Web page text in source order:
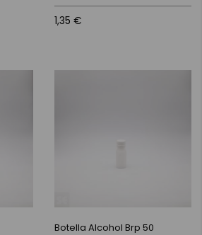
1,35 €
Botella Alcohol Brp 50